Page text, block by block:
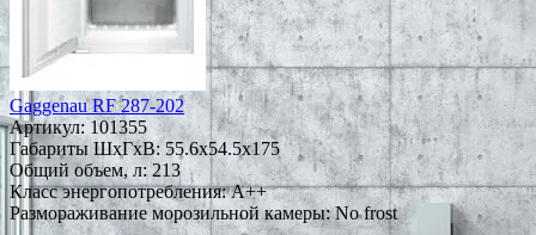
Gaggenau RF 287-202
Артикул: 101355
Габариты ШxГxВ: 55.6x54.5x175
Общий объем, л: 213
Класс энергопотребления: A++
Размораживание морозильной камеры: No frost